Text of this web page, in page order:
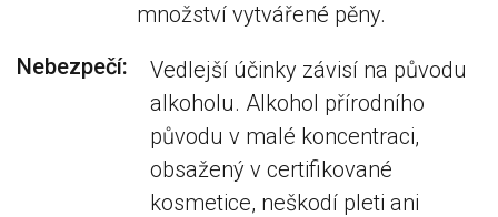
množství vytvářené pěny.
Nebezpečí:
Vedlejší účinky závisí na původu
alkoholu. Alkohol přírodního
původu v malé koncentraci,
obsažený v certifikované
kosmetice, neškodí pleti ani